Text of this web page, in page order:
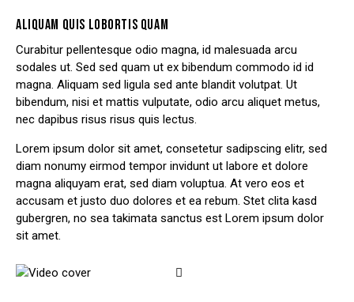
ALIQUAM QUIS LOBORTIS QUAM
Curabitur pellentesque odio magna, id malesuada arcu
sodales ut. Sed sed quam ut ex bibendum commodo id id
magna. Aliquam sed ligula sed ante blandit volutpat. Ut
bibendum, nisi et mattis vulputate, odio arcu aliquet metus,
nec dapibus risus risus quis lectus.
Lorem ipsum dolor sit amet, consetetur sadipscing elitr, sed
diam nonumy eirmod tempor invidunt ut labore et dolore
magna aliquyam erat, sed diam voluptua. At vero eos et
accusam et justo duo dolores et ea rebum. Stet clita kasd
gubergren, no sea takimata sanctus est Lorem ipsum dolor
sit amet.